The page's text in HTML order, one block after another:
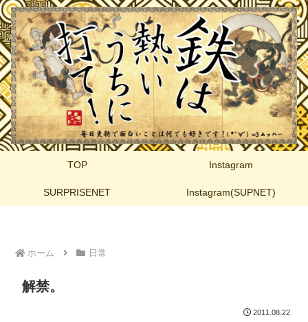
TOP Instagram
SURPRISENET Instagram(SUPNET)
ホーム 日常
解禁。
2011.08.22